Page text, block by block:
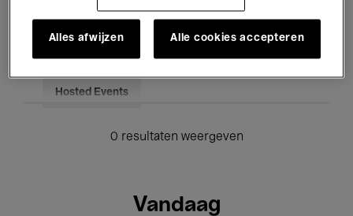
Voor iedereen Kids’ Palace
Onderwijs Rondleidingen
Hosted Events
0 resultaten weergeven
Vandaag
Alles afwijzen Alle cookies accepteren